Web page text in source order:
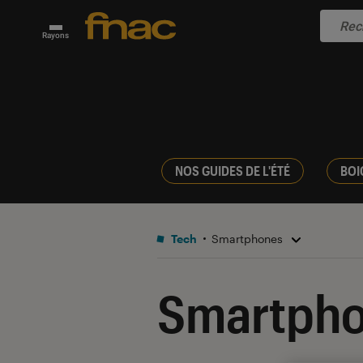
Rayons
NOS GUIDES DE L'ÉTÉ
Tech Smartphones